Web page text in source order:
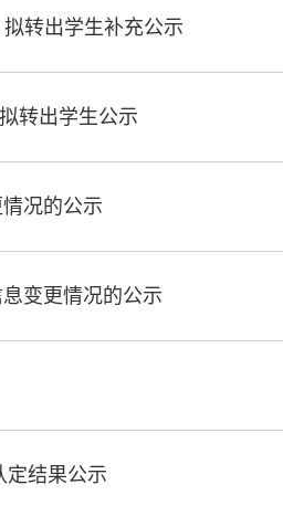
转出学生补充公示
转出学生公示
况的公示
变更情况的公示
定结果公示